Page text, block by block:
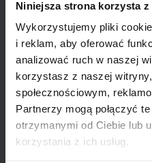
Niniejsza strona korzysta
Wykorzystujemy pliki
i reklam, aby oferować
analizować ruch w naszej
korzystasz z naszej
społecznościowym,
Partnerzy mogą połączyć
otrzymanymi od Ciebie lub
korzystania z ich usług.
wiarygodność
prześledzenie warunków i
kluczem do podjęcia
„Podejmowanie
finansowych
problemów w
dokładnie swoje
potrzeby, zanim